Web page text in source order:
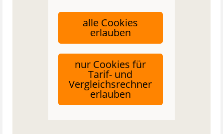
alle Cookies
erlauben
nur Cookies für
Tarif- und
Vergleichsrechner
erlauben